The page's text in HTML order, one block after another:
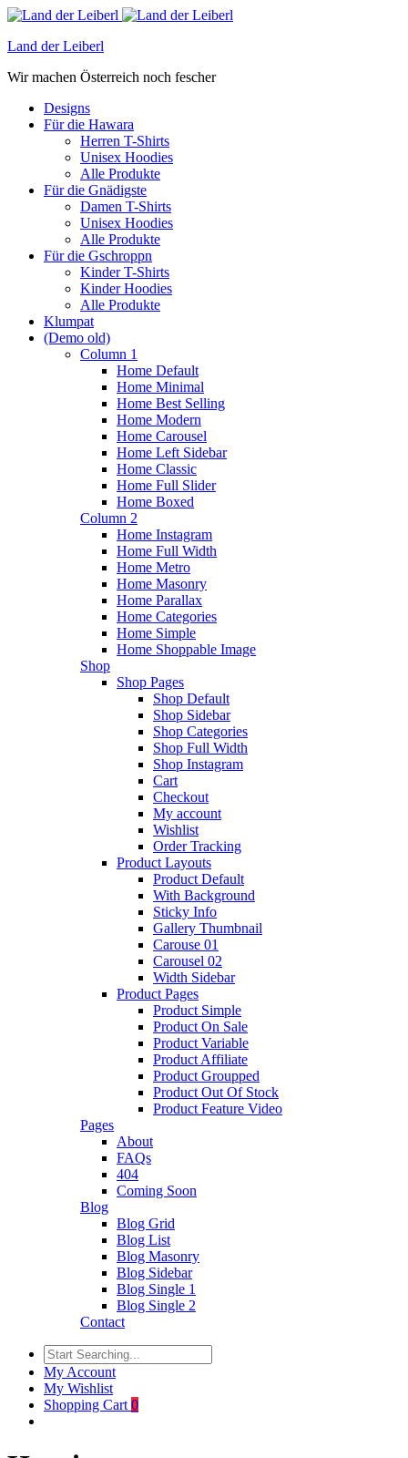
Land der Leiberl
Wir machen Österreich noch fescher
Designs
Für die Hawara
Herren T-Shirts
Unisex Hoodies
Alle Produkte
Für die Gnädigste
Damen T-Shirts
Unisex Hoodies
Alle Produkte
Für die Gschroppn
Kinder T-Shirts
Kinder Hoodies
Alle Produkte
Klumpat
(Demo old)
Column 1
Home Default
Home Minimal
Home Best Selling
Home Modern
Home Carousel
Home Left Sidebar
Home Classic
Home Full Slider
Home Boxed
Column 2
Home Instagram
Home Full Width
Home Metro
Home Masonry
Home Parallax
Home Categories
Home Simple
Home Shoppable Image
Shop
Shop Pages
Shop Default
Shop Sidebar
Shop Categories
Shop Full Width
Shop Instagram
Cart
Checkout
My account
Wishlist
Order Tracking
Product Layouts
Product Default
With Background
Sticky Info
Gallery Thumbnail
Carouse 01
Carousel 02
Width Sidebar
Product Pages
Product Simple
Product On Sale
Product Variable
Product Affiliate
Product Groupped
Product Out Of Stock
Product Feature Video
Pages
About
FAQs
404
Coming Soon
Blog
Blog Grid
Blog List
Blog Masonry
Blog Sidebar
Blog Single 1
Blog Single 2
Contact
My Account
My Wishlist
Shopping Cart 0